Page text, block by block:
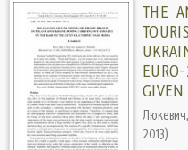
THE
GIVEN
2013)